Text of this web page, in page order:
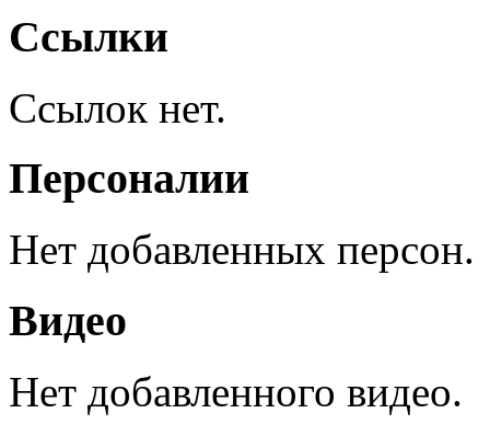
Ссылки
Ссылок нет.
Персоналии
Нет добавленных персон.
Видео
Нет добавленного видео.